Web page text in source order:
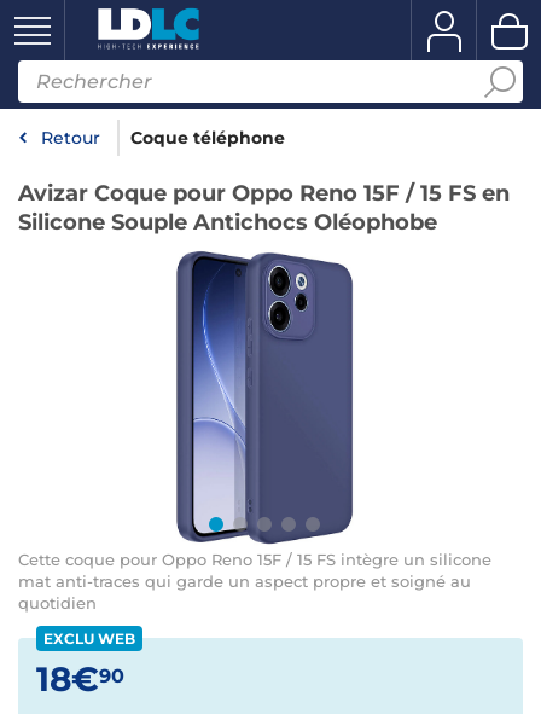
Retour Coque téléphone
Avizar Coque pour Oppo Reno 15F / 15 FS en
Silicone Souple Antichocs Oléophobe
Cette coque pour Oppo Reno 15F / 15 FS intègre un silicone
mat anti-traces qui garde un aspect propre et soigné au
quotidien
EXCLU WEB
18€90